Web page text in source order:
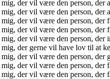
der vil være den person, der
der vil være den person, der
der vil være den person,
der vil være den person,
der vil være den person,
der gerne vil have lov til at
der vil være den person,
der vil være den person, der
der vil være den person,